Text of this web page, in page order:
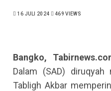
16 JULI 2024 469 VIEWS
Bangko,
Dalam (SAD) diruqyah
Tabligh Akbar